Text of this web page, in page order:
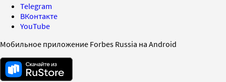
Telegram
ВКонтакте
YouTube
Мобильное приложение Forbes Russia на Android